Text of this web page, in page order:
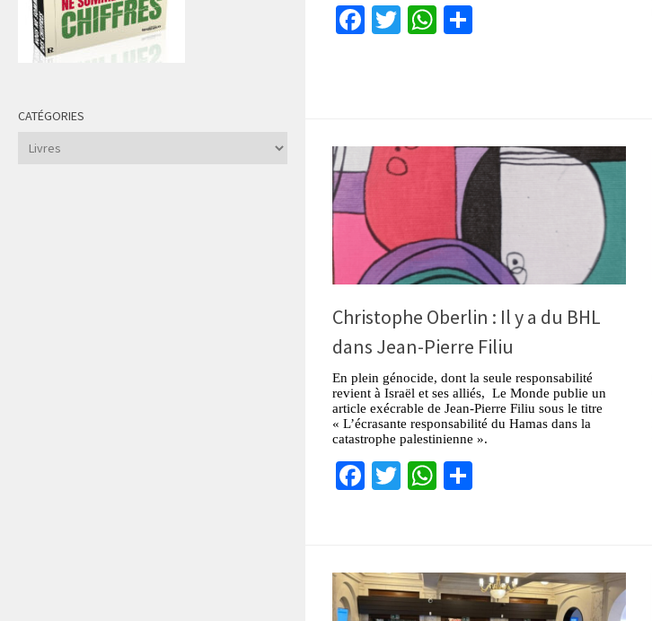
Facebook
TwitterWhatsApp
Christophe Oberlin : Il y a du BHL
dans Jean-Pierre Filiu
En plein génocide, dont la seule responsabilité
revient à Israël et ses alliés, Le Monde publie un
article exécrable de Jean-Pierre Filiu sous le titre
« L’écrasante responsabilité du Hamas dans la
catastrophe palestinienne ».
Facebook
TwitterWhatsApp
CATÉGORIES
Catégories